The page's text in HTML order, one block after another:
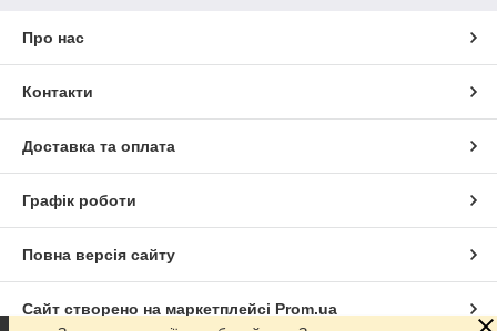
Про нас
Контакти
Доставка та оплата
Графік роботи
Повна версія сайту
Сайт створено на маркетплейсі Prom.ua